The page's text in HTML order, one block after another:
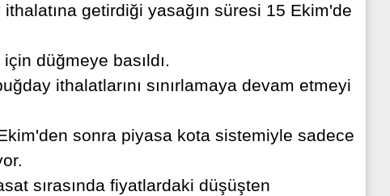
getirdiği yasağın süresi 15 Ekim'de
düğmeye basıldı.
ithalatlarını sınırlamaya devam etmeyi
sonra piyasa kota sistemiyle sadece
sırasında fiyatlardaki düşüşten